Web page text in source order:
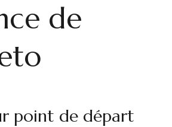
de
point de départ